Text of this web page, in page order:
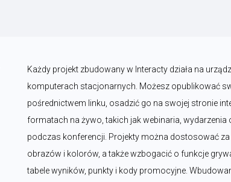
Każdy projekt zbudowany w Interacty działa na
komputerach stacjonarnych. Możesz opublikować
pośrednictwem linku, osadzić go na swojej stronie
formatach na żywo, takich jak webinaria, wydarzenia
podczas konferencji. Projekty można dostosować
obrazów i kolorów, a także wzbogacić o funkcje
tabele wyników, punkty i kody promocyjne.